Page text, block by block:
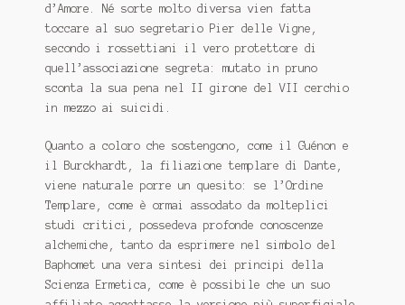
d’Amore. Né sorte molto diversa vien fatta
toccare al suo segretario Pier delle Vigne,
secondo i rossettiani il vero protettore di
quell’associazione segreta: mutato in pruno
sconta la sua pena nel II girone del VII cerchio
in mezzo ai suicidi.
Quanto a coloro che sostengono, come il Guénon e
il Burckhardt, la filiazione templare di Dante,
viene naturale porre un quesito: se l’Ordine
Templare, come è ormai assodato da molteplici
studi critici, possedeva profonde conoscenze
alchemiche, tanto da esprimere nel simbolo del
Baphomet una vera sintesi dei principi della
Scienza Ermetica, come è possibile che un suo